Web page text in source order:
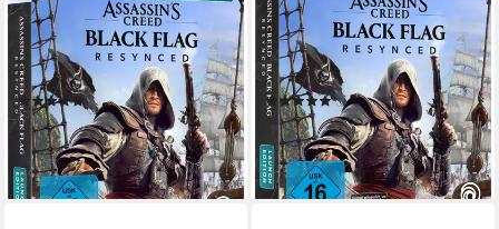
Resynced - Launch Edition
PlayStation 5
Plattform
ab 16 Jahren USK-Freigabe
Ubisoft Publisher
(43)
49,00 € UVP59,99 €
-18%
lieferbar - in 2-3 Werktagen bei dir
Resynced - Launch Edition
Xbox Series X Plattform
ab 16 Jahren USK-Freigabe
Ubisoft Publisher
(7)
55,90 €
lieferbar - in 2-3 Werktagen bei dir